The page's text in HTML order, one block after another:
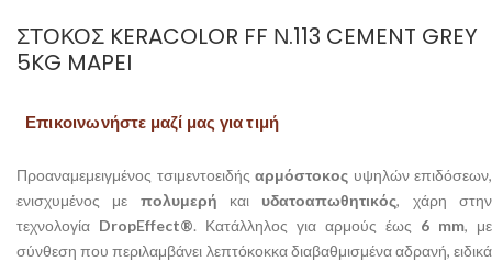
ΣΤΌΚΟΣ KERACOLOR FF Ν.113 CEMENT GREY
5KG MAPEI
Επικοινωνήστε μαζί μας για τιμή
Προαναμεμειγμένος τσιμεντοειδής αρμόστοκος υψηλών επιδόσεων,
ενισχυμένος με πολυμερή και υδατοαπωθητικός, χάρη στην
τεχνολογία DropEffect®. Κατάλληλος για αρμούς έως 6 mm, με
σύνθεση που περιλαμβάνει λεπτόκοκκα διαβαθμισμένα αδρανή, ειδικά